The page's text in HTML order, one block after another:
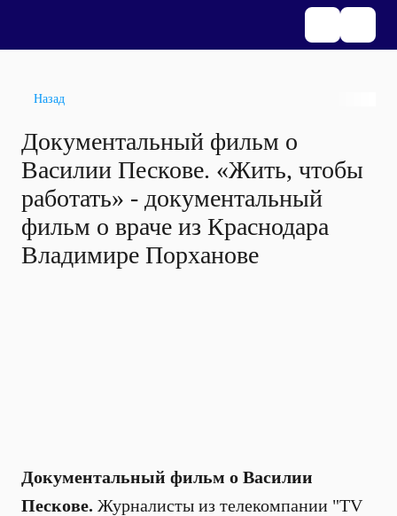
Назад
Документальный фильм о
Василии Пескове. «Жить, чтобы
работать» - документальный
фильм о враче из Краснодара
Владимире Порханове
Документальный фильм о Василии
Пескове. Журналисты из телекомпании "TV